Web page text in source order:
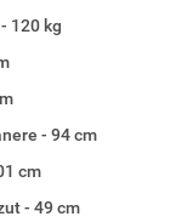
120 kg
- 94 cm
cm
- 49 cm